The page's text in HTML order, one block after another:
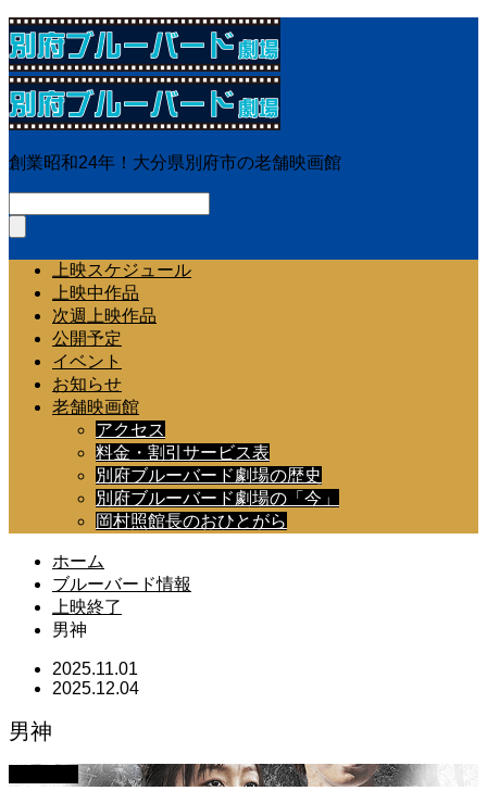
創業昭和24年！大分県別府市の老舗映画館
上映スケジュール
上映中作品
次週上映作品
公開予定
イベント
お知らせ
老舗映画館
アクセス
料金・割引サービス表
別府ブルーバード劇場の歴史
別府ブルーバード劇場の「今」
岡村照館長のおひとがら
ホーム
ブルーバード情報
上映終了
男神
2025.11.01
2025.12.04
男神